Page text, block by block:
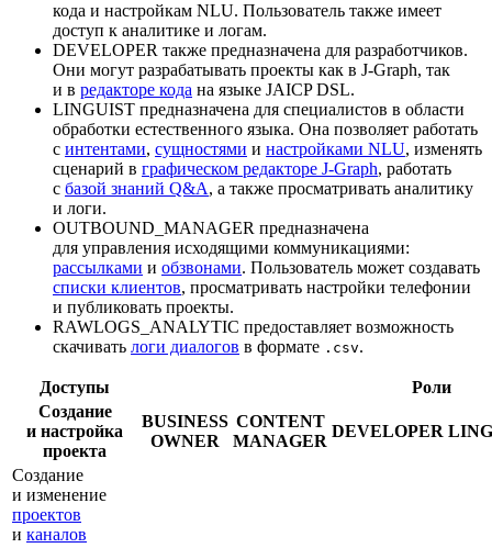
кода и настройкам NLU. Пользователь также имеет
доступ к аналитике и логам.
DEVELOPER также предназначена для разработчиков.
Они могут разрабатывать проекты как в J‑Graph, так
и в редакторе кода на языке JAICP DSL.
LINGUIST предназначена для специалистов в области
обработки естественного языка. Она позволяет работать
с интентами, сущностями и настройками NLU, изменять
сценарий в графическом редакторе J‑Graph, работать
с базой знаний Q&A, а также просматривать аналитику
и логи.
OUTBOUND_MANAGER предназначена
для управления исходящими коммуникациями:
рассылками и обзвонами. Пользователь может создавать
списки клиентов, просматривать настройки телефонии
и публиковать проекты.
RAWLOGS_ANALYTIC предоставляет возможность
скачивать логи диалогов в формате .csv.
Доступы
Роли
Создание
и настройка
проекта
BUSINESS
OWNER
CONTENT
MANAGER
DEVELOPER
Создание
и изменение
проектов
и каналов